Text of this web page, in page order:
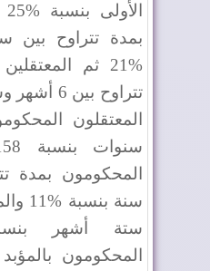
بمدة تتراوح بين
%21 ثم
سنة